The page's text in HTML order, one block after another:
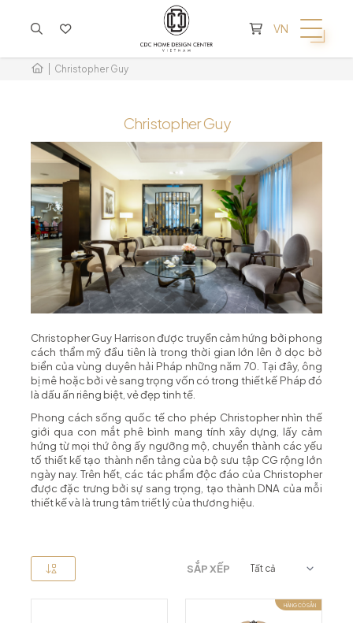
KHÔNG CÓ SẢN PHẨM TRONG GIỎ HÀNG
VN
Christopher Guy
Christopher Guy
Christopher Guy Harrison được truyền cảm hứng bởi phong
cách thẩm mỹ đầu tiên là trong thời gian lớn lên ở dọc bờ
biển của vùng duyên hải Pháp những năm 70. Tại đây, ông
bị mê hoặc bởi vẻ sang trọng vốn có trong thiết kế Pháp đó
là dấu ấn riêng biệt, vẻ đẹp tinh tế.
Phong cách sống quốc tế cho phép Christopher nhìn thế
giới qua con mắt phê bình mang tính xây dựng, lấy cảm
hứng từ mọi thứ ông ấy ngưỡng mộ, chuyển thành các yếu
tố thiết kế tạo thành nền tảng của bộ sưu tập CG rộng lớn
ngày nay. Trên hết, các tác phẩm độc đáo của Christopher
được đặc trưng bởi sự sang trọng, tạo thành DNA của mỗi
thiết kế và là trung tâm triết lý của thương hiệu.
SẮP XẾP
HÀNG CÓ SẴN